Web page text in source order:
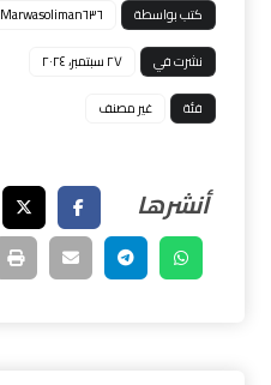
كتب بواسطة
Marwasoliman٦٣٦
نشرت في
٢٧ سبتمبر، ٢٠٢٤
فئة
غير مصنف